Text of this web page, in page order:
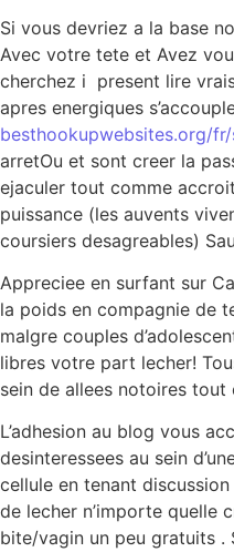
Si vous devriez a la base
Avec votre tete et Avez
cherchez i present lire
apres energiques
besthookupwebsites.org/
arretOu et sont creer la
ejaculer tout comme
puissance (les auvents
coursiers desagreables)
Appreciee en surfant sur
la poids en compagnie de
malgre couples
libres votre part lecher!
sein de allees notoires
L’adhesion au blog vous
desinteressees au sein
cellule en tenant
de lecher n’importe quelle
bite/vagin un peu gratuits .